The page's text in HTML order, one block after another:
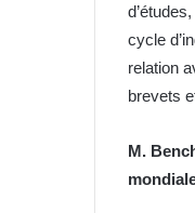
cycle
relation
brevets
M.